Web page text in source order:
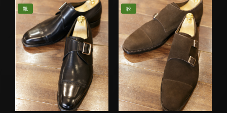
靴 靴